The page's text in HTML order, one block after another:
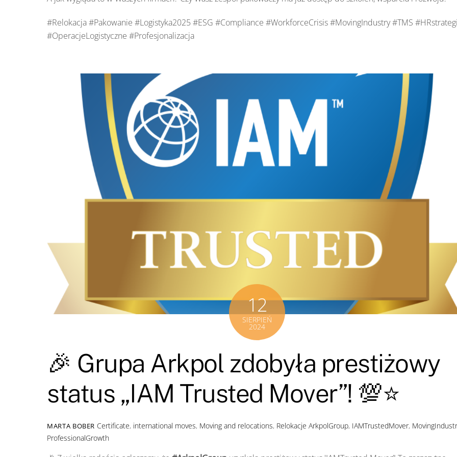
#Relokacja #Pakowanie #Logistyka2025 #ESG #Compliance #WorkforceCrisis #MovingIndustry #TMS
#OperacjeLogistyczne #Profesjonalizacja
12
SIERPIEŃ
2024
🎉 Grupa Arkpol zdobyła prestiżowy
status „IAM Trusted Mover”! 💯⭐️
MARTA BOBER Certificate, international moves, Moving and relocations, Relokacje ArkpolGroup, IAMTrustedMover,
ProfessionalGrowth